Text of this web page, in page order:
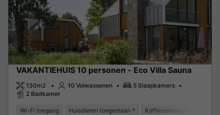
VAKANTIEHUIS 10 personen - Eco Villa Sauna
130m2 10 Volwassenen
5 Slaapkamers
2 Badkamer
Wi-Fi toegang Huisdieren toegestaan * Koffiezetapparaat